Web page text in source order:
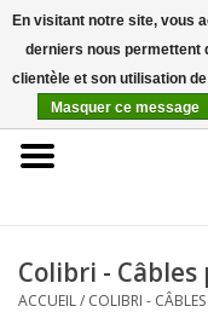
EUR
Accueil
Colibri -
ACCUEIL/ COLIBRI -
En visitant notre site, vous
derniers nous permettent
clientèle et son utilisation
Masquer ce message